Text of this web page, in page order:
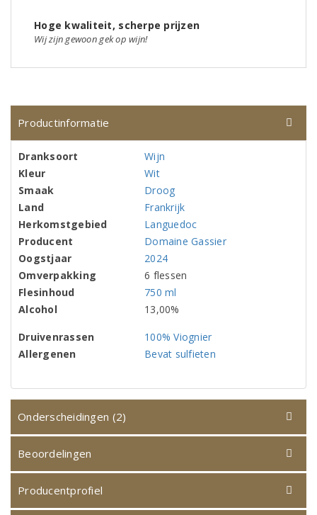
Hoge kwaliteit, scherpe prijzen
Wij zijn gewoon gek op wijn!
Productinformatie
Dranksoort
Wijn
Kleur
Wit
Smaak
Droog
Land
Frankrijk
Herkomstgebied
Languedoc
Producent
Domaine Gassier
Oogstjaar
2024
Omverpakking
6 flessen
Flesinhoud
750 ml
Alcohol
13,00%
Druivenrassen
100% Viognier
Allergenen
Bevat sulfieten
Onderscheidingen (2)
Beoordelingen
Producentprofiel